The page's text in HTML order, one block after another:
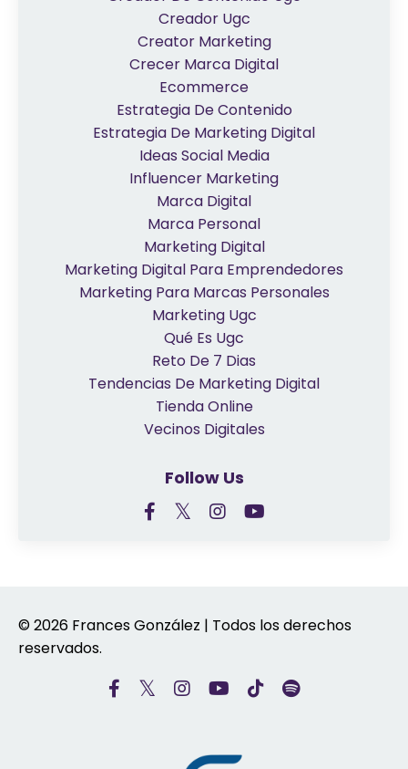
Creador Ugc
Creator Marketing
Crecer Marca Digital
Ecommerce
Estrategia De Contenido
Estrategia De Marketing Digital
Ideas Social Media
Influencer Marketing
Marca Digital
Marca Personal
Marketing Digital
Marketing Digital Para Emprendedores
Marketing Para Marcas Personales
Marketing Ugc
Qué Es Ugc
Reto De 7 Dias
Tendencias De Marketing Digital
Tienda Online
Vecinos Digitales
Follow Us
© 2026 Frances González | Todos los derechos
reservados.